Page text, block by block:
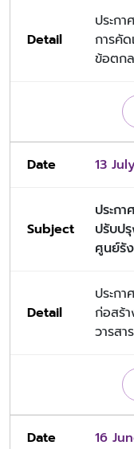
ประก
การคั
ข้อตก
13
ประกา
ปรับป
ศูนย์รั
ประกา
ก่อสร้
วารสา
16